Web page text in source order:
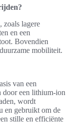
zoals lagere
en een
Bovendien
mobiliteit.
van een
door een lithium-ion
wordt
en gebruikt om de
stille en efficiënte